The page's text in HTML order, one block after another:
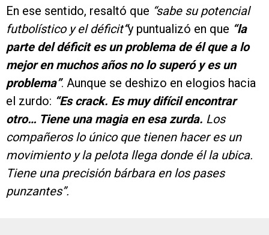
En ese sentido, resaltó que “sabe su potencial
futbolístico y el déficit“y puntualizó en que “la
parte del déficit es un problema de él que a lo
mejor en muchos años no lo superó y es un
problema”. Aunque se deshizo en elogios hacia
el zurdo: “Es crack. Es muy difícil encontrar
otro… Tiene una magia en esa zurda. Los
compañeros lo único que tienen hacer es un
movimiento y la pelota llega donde él la ubica.
Tiene una precisión bárbara en los pases
punzantes”.